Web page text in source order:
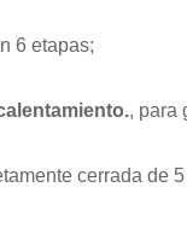
6 etapas;
, para
cerrada de